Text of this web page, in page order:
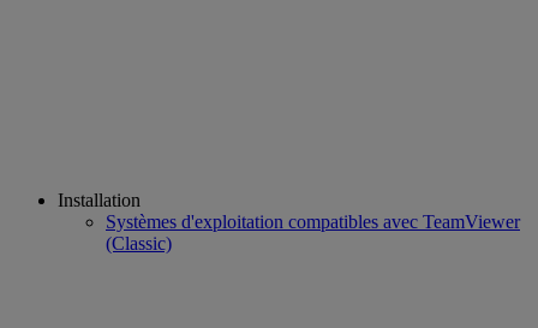
Installation
Systèmes d'exploitation compatibles avec TeamViewer
(Classic)